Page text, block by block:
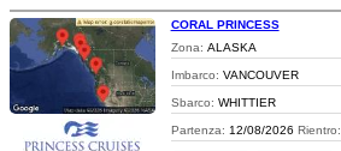
CORAL PRINCESS
Zona: ALASKA
Imbarco: VANCOUVER
Sbarco: WHITTIER
Partenza: 12/08/2026 Rientro: